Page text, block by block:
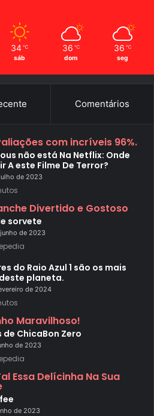
34 ℃
sáb
36 ℃
dom
36 ℃
seg
Comentários
com incríveis 96%.
não está Na Netflix: Onde
A este Filme De Terror?
de 2023
Divertido e Gostoso
sorvete
de 2023
do Raio Azul 1 são os mais
planeta.
de 2024
Maravilhoso!
de ChicaBon Zero
de 2023
Essa Delícinha Na Sua
de 2023